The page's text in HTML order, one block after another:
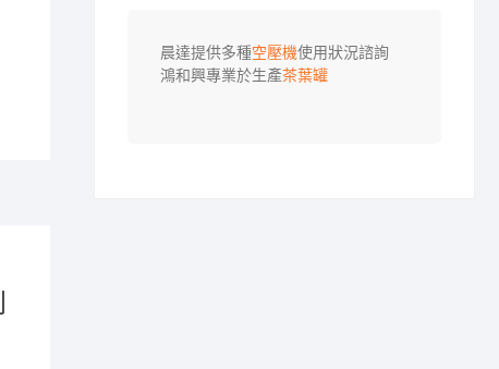
晨達提供多種空壓機使用狀況諮詢
鴻和興專業於生產茶葉罐